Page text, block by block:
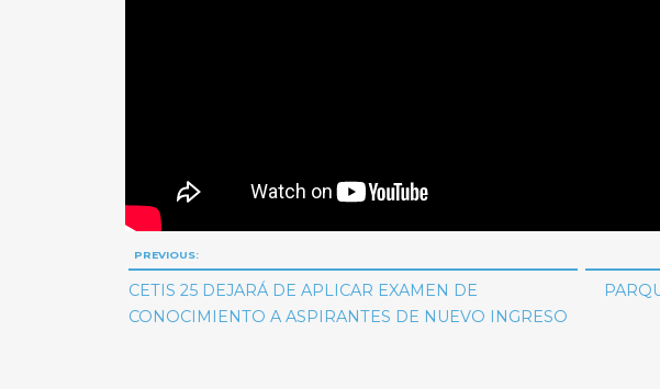
Navegación
de
PREVIOUS:
CETIS 25 DEJARÁ DE APLICAR EXAMEN DE
CONOCIMIENTO A ASPIRANTES DE NUEVO INGRESO